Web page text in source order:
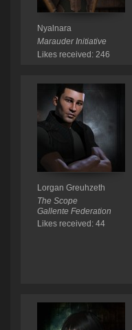
Nyalnara
Marauder Initiative
Likes received: 246
Lorgan Greuhzeth
The Scope
Gallente Federation
Likes received: 44